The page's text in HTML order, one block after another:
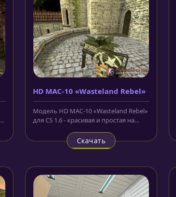
HD MAC-10 «Wasteland Rebel»
Модель HD MAC-10 «Wasteland Rebel»
для CS 1.6 - красивая и простая на
Скачать